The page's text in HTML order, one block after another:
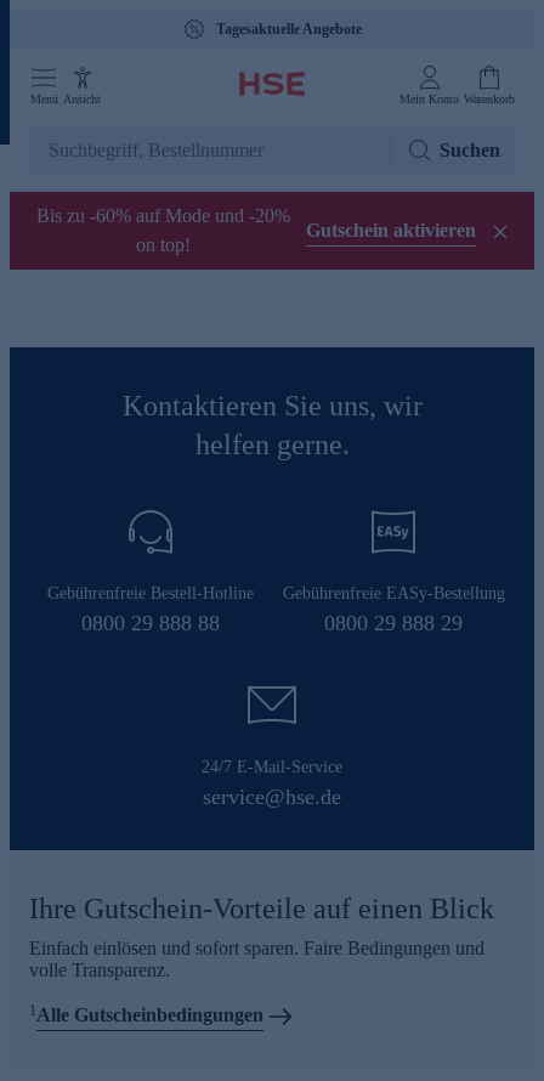
Tagesaktuelle Angebote
Menü Ansicht Mein Konto Warenkorb
Suchen
Bis zu -60% auf Mode und -20%
on top!
Gutschein aktivieren
Kontaktieren Sie uns, wir
helfen gerne.
Gebührenfreie Bestell-Hotline
0800 29 888 88
Gebührenfreie EASy-Bestellung
0800 29 888 29
24/7 E-Mail-Service
service@hse.de
Ihre Gutschein-Vorteile auf einen Blick
Einfach einlösen und sofort sparen. Faire Bedingungen und
volle Transparenz.
1Alle Gutscheinbedingungen